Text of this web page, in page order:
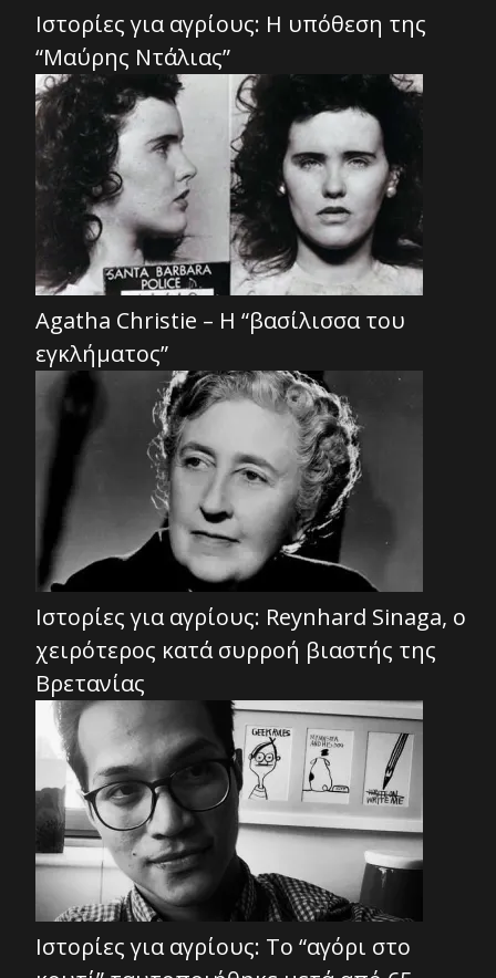
Ιστορίες για αγρίους: Η υπόθεση της
“Μαύρης Ντάλιας”
Agatha Christie – Η “βασίλισσα του
εγκλήματος”
Ιστορίες για αγρίους: Reynhard Sinaga, ο
χειρότερος κατά συρροή βιαστής της
Βρετανίας
Ιστορίες για αγρίους: Το “αγόρι στο